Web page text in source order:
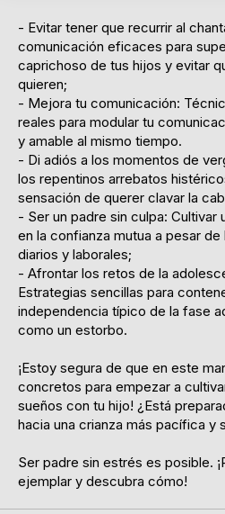
- Evitar tener que recurrir al
comunicación eficaces para
caprichoso de tus hijos y evitar
quieren;
- Mejora tu comunicación:
reales para modular tu
y amable al mismo tiempo.
- Di adiós a los momentos de
los repentinos arrebatos
sensación de querer clavar la
- Ser un padre sin culpa: Cultivar
en la confianza mutua a pesar
diarios y laborales;
- Afrontar los retos de la
Estrategias sencillas para
independencia típico de la fase
como un estorbo.
¡Estoy segura de que en este
concretos para empezar a
sueños con tu hijo! ¿Está
hacia una crianza más pacífica y
Ser padre sin estrés es posible.
ejemplar y descubra cómo!